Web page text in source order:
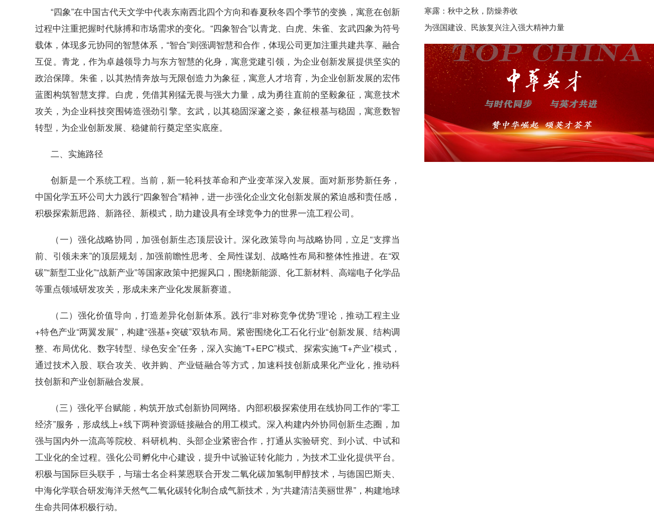
“四象”在中国古代天文学中代表东南西北四个方向和春夏秋冬四个季节的变换，寓意在创新
过程中注重把握时代脉搏和市场需求的变化。“四象智合”以青龙、白虎、朱雀、玄武四象为符号
载体，体现多元协同的智慧体系，“智合”则强调智慧和合作，体现公司更加注重共建共享、融合
互促。青龙，作为卓越领导力与东方智慧的化身，寓意党建引领，为企业创新发展提供坚实的
政治保障。朱雀，以其热情奔放与无限创造力为象征，寓意人才培育，为企业创新发展的宏伟
蓝图构筑智慧支撑。白虎，凭借其刚猛无畏与强大力量，成为勇往直前的坚毅象征，寓意技术
攻关，为企业科技突围铸造强劲引擎。玄武，以其稳固深邃之姿，象征根基与稳固，寓意数智
转型，为企业创新发展、稳健前行奠定坚实底座。
二、实施路径
创新是一个系统工程。当前，新一轮科技革命和产业变革深入发展。面对新形势新任务，
中国化学五环公司大力践行“四象智合”精神，进一步强化企业文化创新发展的紧迫感和责任感，
积极探索新思路、新路径、新模式，助力建设具有全球竞争力的世界一流工程公司。
（一）强化战略协同，加强创新生态顶层设计。深化政策导向与战略协同，立足“支撑当
前、引领未来”的顶层规划，加强前瞻性思考、全局性谋划、战略性布局和整体性推进。在“双
碳”“新型工业化”“战新产业”等国家政策中把握风口，围绕新能源、化工新材料、高端电子化学品
等重点领域研发攻关，形成未来产业化发展新赛道。
（二）强化价值导向，打造差异化创新体系。践行“非对称竞争优势”理论，推动工程主业
+特色产业“两翼发展”，构建“强基+突破”双轨布局。紧密围绕化工石化行业“创新发展、结构调
整、布局优化、数字转型、绿色安全”任务，深入实施“T+EPC”模式、探索实施“T+产业”模式，
通过技术入股、联合攻关、收并购、产业链融合等方式，加速科技创新成果化产业化，推动科
技创新和产业创新融合发展。
（三）强化平台赋能，构筑开放式创新协同网络。内部积极探索使用在线协同工作的“零工
经济”服务，形成线上+线下两种资源链接融合的用工模式。深入构建内外协同创新生态圈，加
强与国内外一流高等院校、科研机构、头部企业紧密合作，打通从实验研究、到小试、中试和
工业化的全过程。强化公司孵化中心建设，提升中试验证转化能力，为技术工业化提供平台。
积极与国际巨头联手，与瑞士名企科莱恩联合开发二氧化碳加氢制甲醇技术，与德国巴斯夫、
中海化学联合研发海洋天然气二氧化碳转化制合成气新技术，为“共建清洁美丽世界”，构建地球
生命共同体积极行动。
寒露：秋中之秋，防燥养收
为强国建设、民族复兴注入强大精神力量